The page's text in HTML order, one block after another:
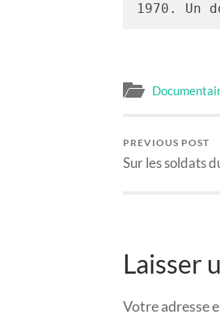
1970. Un
PREVIOUS POST
Sur les soldats
Laisser
Votre adresse